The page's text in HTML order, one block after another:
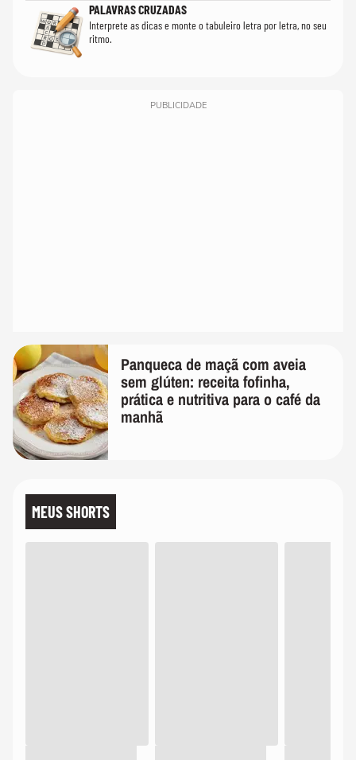
PALAVRAS CRUZADAS
Interprete as dicas e monte o tabuleiro letra por letra, no seu
ritmo.
PUBLICIDADE
Panqueca de maçã com aveia
sem glúten: receita fofinha,
prática e nutritiva para o café da
manhã
MEUS SHORTS